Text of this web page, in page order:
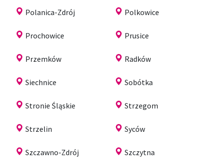
Polanica-Zdrój Polkowice
Prochowice Prusice
Przemków Radków
Siechnice Sobótka
Stronie Śląskie Strzegom
Strzelin Syców
Szczawno-Zdrój Szczytna